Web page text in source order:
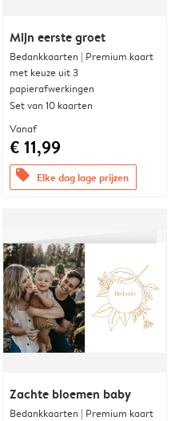
Mijn eerste groet
Bedankkaarten | Premium kaart
met keuze uit 3
papierafwerkingen
Set van 10 kaarten
Vanaf
€ 11,99
offers Elke dag lage prijzen
Zachte bloemen baby
Bedankkaarten | Premium kaart